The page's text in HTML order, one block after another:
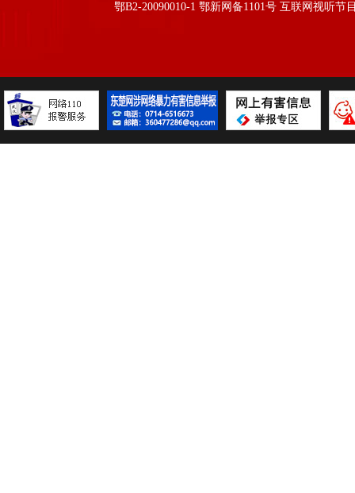
鄂B2-20090010-1 鄂新网备1101号 互联网视听节